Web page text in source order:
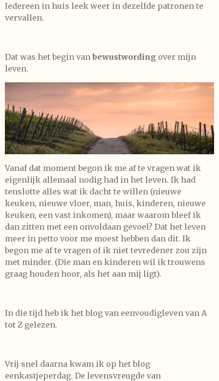
Iedereen in huis leek weer in dezelfde patronen te
vervallen.
Dat was het begin van bewustwording over mijn
leven.
Vanaf dat moment begon ik me af te vragen wat ik
eigenlijk allemaal nodig had in het leven. Ik had
tenslotte alles wat ik dacht te willen (nieuwe
keuken, nieuwe vloer, man, huis, kinderen, nieuwe
keuken, een vast inkomen), maar waarom bleef ik
dan zitten met een onvoldaan gevoel? Dat het leven
meer in petto voor me moest hebben dan dit. Ik
begon me af te vragen of ik niet tevredener zou zijn
met minder. (Die man en kinderen wil ik trouwens
graag houden hoor, als het aan mij ligt).
In die tijd heb ik het blog van eenvoudigleven van A
tot Z gelezen.
Vrij snel daarna kwam ik op het blog
eenkastjeperdag. De levensvreugde van